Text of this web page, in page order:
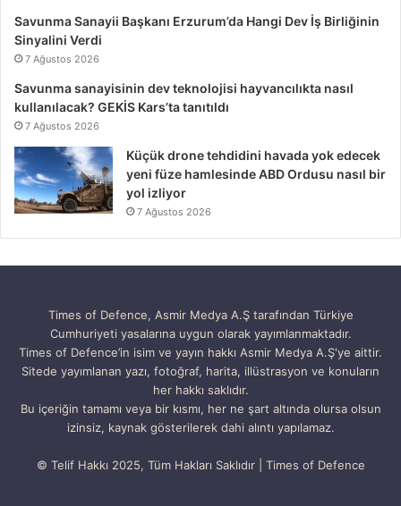
Savunma Sanayii Başkanı Erzurum’da Hangi Dev İş Birliğinin
Sinyalini Verdi
7 Ağustos 2026
Savunma sanayisinin dev teknolojisi hayvancılıkta nasıl
kullanılacak? GEKİS Kars’ta tanıtıldı
7 Ağustos 2026
Küçük drone tehdidini havada yok edecek
yeni füze hamlesinde ABD Ordusu nasıl bir
yol izliyor
7 Ağustos 2026
Times of Defence, Asmir Medya A.Ş tarafından Türkiye
Cumhuriyeti yasalarına uygun olarak yayımlanmaktadır.
Times of Defence’in isim ve yayın hakkı Asmir Medya A.Ş'ye aittir.
Sitede yayımlanan yazı, fotoğraf, harita, illüstrasyon ve konuların
her hakkı saklıdır.
Bu içeriğin tamamı veya bir kısmı, her ne şart altında olursa olsun
izinsiz, kaynak gösterilerek dahi alıntı yapılamaz.
© Telif Hakkı 2025, Tüm Hakları Saklıdır | Times of Defence